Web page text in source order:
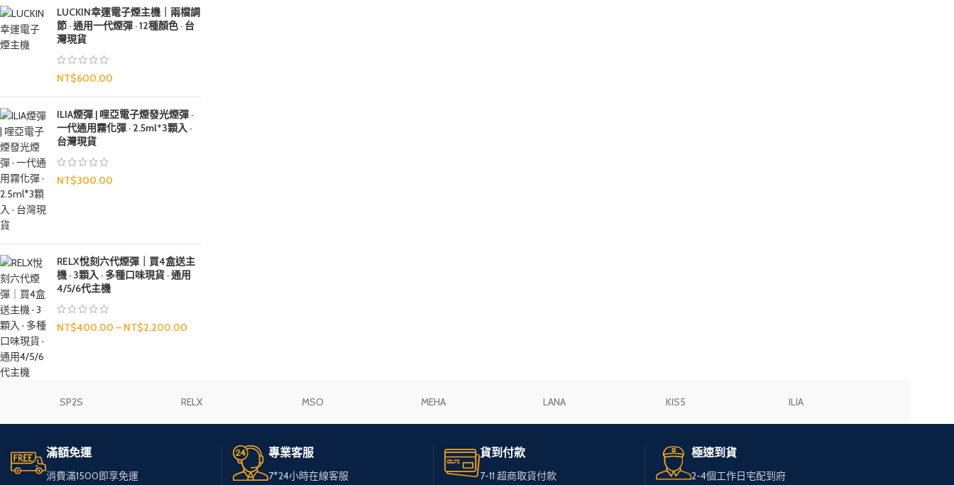
LUCKIN幸運電子煙主機｜兩檔調
節 · 通用一代煙彈 · 12種顏色 · 台
灣現貨
NT$600.00
ILIA煙彈 | 哩亞電子煙發光煙彈 ·
一代通用霧化彈 · 2.5ml*3顆入 ·
台灣現貨
NT$300.00
RELX悅刻六代煙彈｜買4盒送主
機 · 3顆入 · 多種口味現貨 · 通用
4/5/6代主機
NT$400.00 – NT$2,200.00
SP2S RELX MSO MEHA LANA KIS5 ILIA
滿額免運
消費滿1500即享免運
專業客服
7*24小時在線客服
貨到付款
7-11 超商取貨付款
極速到貨
2-4個工作日宅配到府